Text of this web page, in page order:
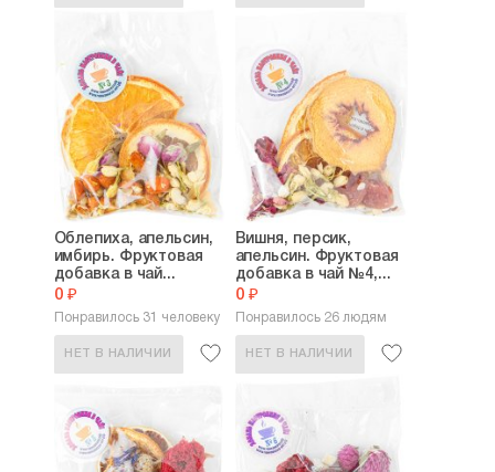
Облепиха, апельсин,
имбирь. Фруктовая
добавка в чай...
0 ₽
Понравилось 31 человеку
НЕТ В НАЛИЧИИ
Вишня, персик,
апельсин. Фруктовая
добавка в чай №4,...
0 ₽
Понравилось 26 людям
НЕТ В НАЛИЧИИ